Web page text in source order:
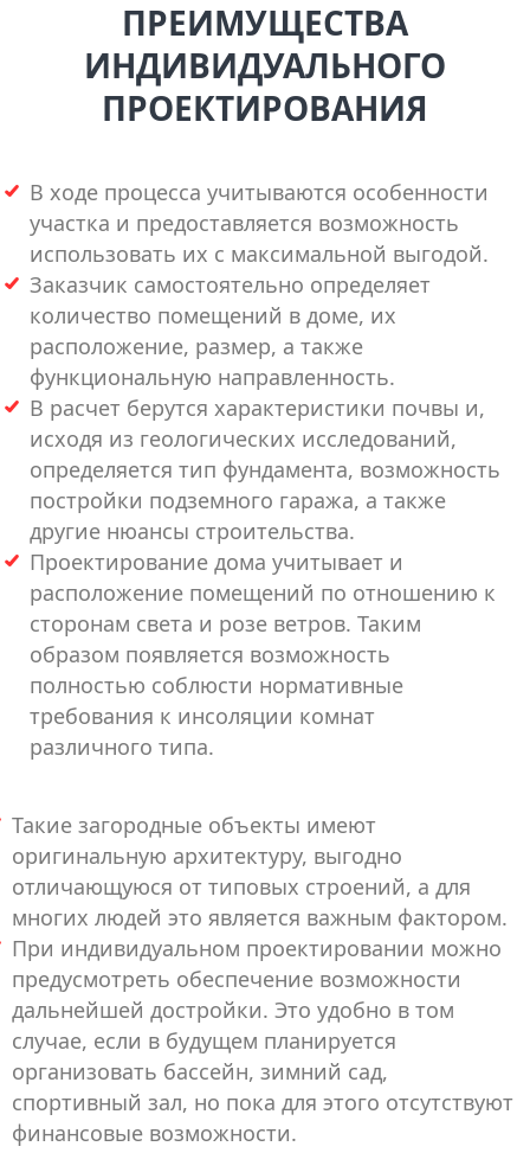
ПРЕИМУЩЕСТВА
ИНДИВИДУАЛЬНОГО
ПРОЕКТИРОВАНИЯ
В ходе процесса учитываются особенности
участка и предоставляется возможность
использовать их с максимальной выгодой.
Заказчик самостоятельно определяет
количество помещений в доме, их
расположение, размер, а также
функциональную направленность.
В расчет берутся характеристики почвы и,
исходя из геологических исследований,
определяется тип фундамента, возможность
постройки подземного гаража, а также
другие нюансы строительства.
Проектирование дома учитывает и
расположение помещений по отношению к
сторонам света и розе ветров. Таким
образом появляется возможность
полностью соблюсти нормативные
требования к инсоляции комнат
различного типа.
Такие загородные объекты имеют
оригинальную архитектуру, выгодно
отличающуюся от типовых строений, а для
многих людей это является важным фактором.
При индивидуальном проектировании можно
предусмотреть обеспечение возможности
дальнейшей достройки. Это удобно в том
случае, если в будущем планируется
организовать бассейн, зимний сад,
спортивный зал, но пока для этого отсутствуют
финансовые возможности.